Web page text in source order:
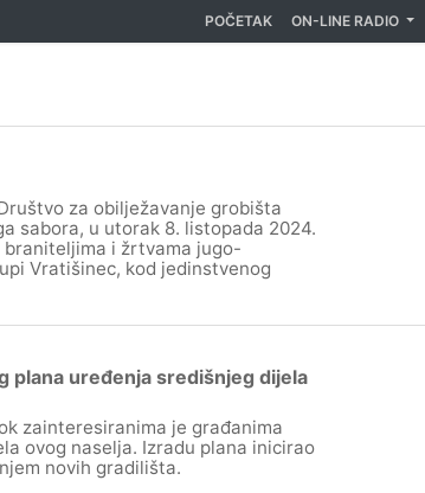
POČETAK(CURRENT)
ON-LINE RADIO
za obilježavanje grobišta
sabora, u utorak 8. listopada 2024.
i žrtvama jugo-
Vratišinec, kod jedinstvenog
plana uređenja središnjeg dijela
zainteresiranima je građanima
ovog naselja. Izradu plana inicirao
novih gradilišta.